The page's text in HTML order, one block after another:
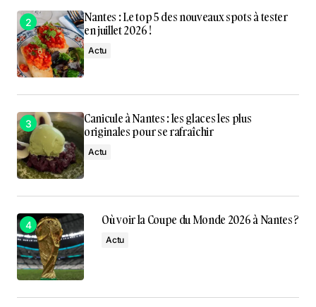
Nantes : Le top 5 des nouveaux spots à tester
en juillet 2026 !
Actu
Canicule à Nantes : les glaces les plus
originales pour se rafraîchir
Actu
Où voir la Coupe du Monde 2026 à Nantes ?
Actu